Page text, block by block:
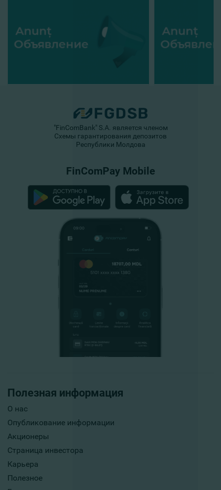
Полезная информация
О нас
Опубликование информации
Акционеры
Страница инвестора
Карьера
Полезное
"FinComBank" S.A. является членом
Схемы гарантирования депозитов
Республики Молдова
FinComPay Mobile